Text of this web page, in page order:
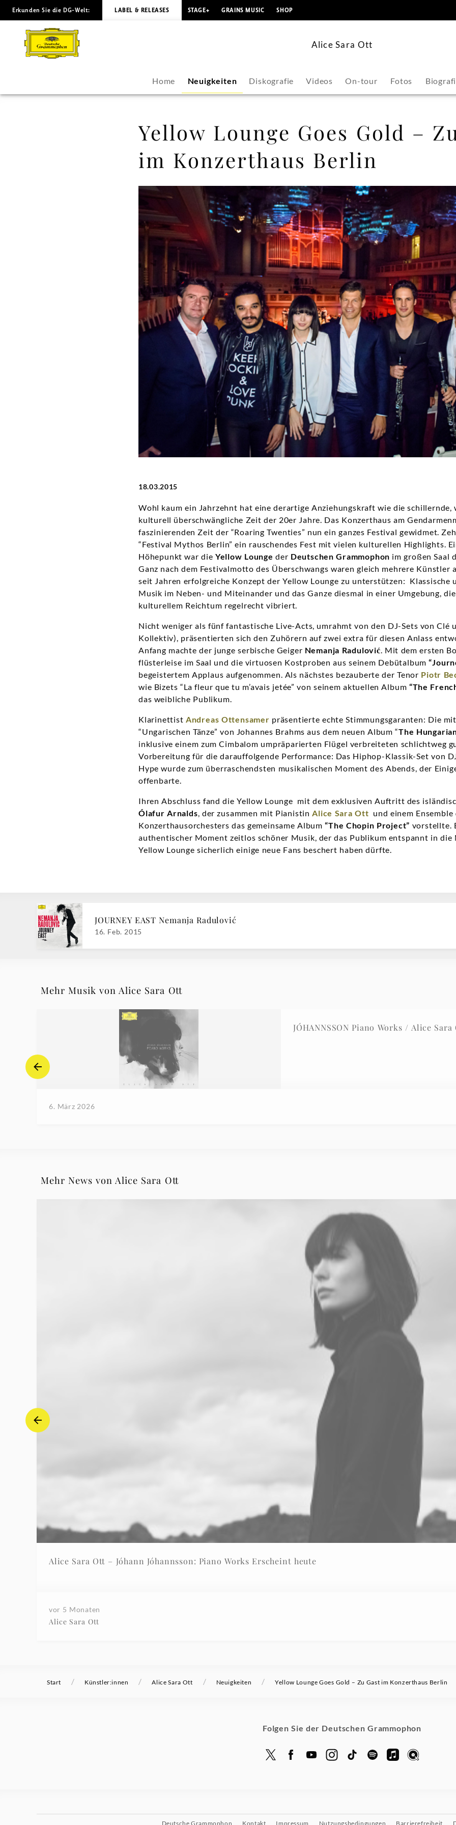
Yellow
Lounge
Gold
Erkunden Sie die DG-Welt: LABEL & RELEASES STAGE+ GRAINS MUSIC SHOP
Alice Sara Ott
Home Neuigkeiten Diskografie Videos On-tour Fotos
Yellow Lounge Goes Gold –
im Konzerthaus Berlin
18.03.2015
Wohl kaum ein Jahrzehnt hat eine derartige Anziehungskraft wie die schillernde,
kulturell überschwängliche Zeit der 20er Jahre. Das Konzerthaus am
faszinierenden Zeit der “Roaring Twenties” nun ein ganzes Festival gewidmet.
“Festival Mythos Berlin” ein rauschendes Fest mit vielen kulturellen Highlights.
Höhepunkt war die Yellow Lounge der Deutschen Grammophon im großen Saal
Ganz nach dem Festivalmotto des Überschwangs waren gleich mehrere Künstler
seit Jahren erfolgreiche Konzept der Yellow Lounge zu unterstützen: Klassische
Musik im Neben- und Miteinander und das Ganze diesmal in einer Umgebung,
kulturellem Reichtum regelrecht vibriert.
Nicht weniger als fünf fantastische Live-Acts, umrahmt von den DJ-Sets von Clé
Kollektiv), präsentierten sich den Zuhörern auf zwei extra für diesen Anlass
Anfang machte der junge serbische Geiger Nemanja Radulović. Mit dem ersten
flüsterleise im Saal und die virtuosen Kostproben aus seinem Debütalbum
begeistertem Applaus aufgenommen. Als nächstes bezauberte der Tenor Piotr
wie Bizets “La fleur que tu m’avais jetée” von seinem aktuellen Album “The
das weibliche Publikum.
Klarinettist Andreas Ottensamer präsentierte echte Stimmungsgaranten: Die
“Ungarischen Tänze” von Johannes Brahms aus dem neuen Album “The
inklusive einem zum Cimbalom umpräparierten Flügel verbreiteten schlichtweg
Vorbereitung für die darauffolgende Performance: Das Hiphop-Klassik-Set von
Hype wurde zum überraschendsten musikalischen Moment des Abends, der
offenbarte.
Ihren Abschluss fand die Yellow Lounge mit dem exklusiven Auftritt des
Ólafur Arnalds, der zusammen mit PianistinAlice Sara Ott und einem Ensemble
Konzerthausorchesters das gemeinsame Album“The Chopin Project” vorstellte.
authentischer Moment zeitlos schöner Musik, der das Publikum entspannt in
Yellow Lounge sicherlich einige neue Fans beschert haben dürfte.
JOURNEY EAST Nemanja Radulović
16. Feb. 2015
Mehr Musik von Alice Sara Ott
JÓHANNSSON Piano Works / Alice Sara
6. März 2026
Mehr News von Alice Sara Ott
Alice Sara Ott – Jóhann Jóhannsson: Piano Works Erscheint heute
vor 5 Monaten
Alice Sara Ott
Start / Künstler:innen / Alice Sara Ott / Neuigkeiten / Yellow Lounge Goes Gold – Zu Gast im Konzerthaus Berlin
Folgen Sie der Deutschen Grammophon
Deutsche Grammophon Kontakt Impressum Nutzungsbedingungen Barrierefreiheit